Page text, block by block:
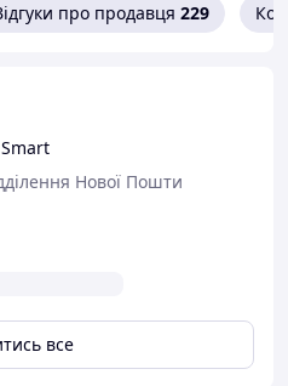
аудіозв'язком
про продавця 229
Нової Пошти
все